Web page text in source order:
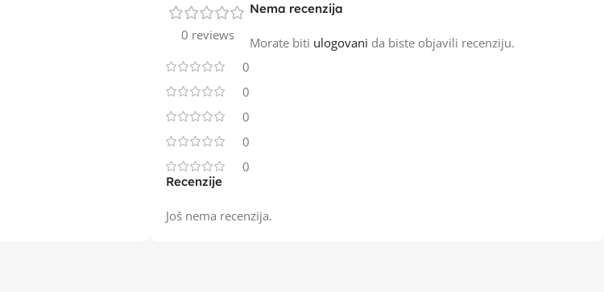
0 reviews
0
0
0
0
0
Recenzije
Još nema recenzija.
Nema recenzija
Morate biti ulogovani da biste objavili recenziju.